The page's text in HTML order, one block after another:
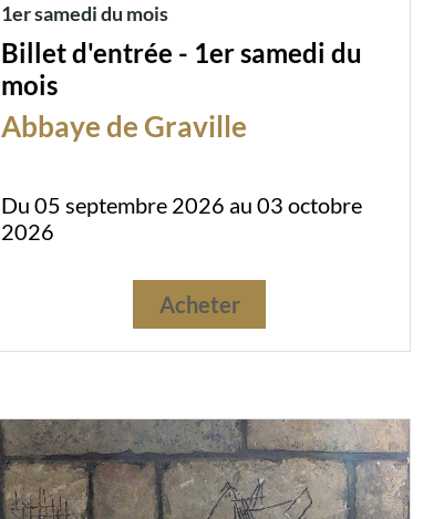
1er samedi du mois
Billet d'entrée - 1er samedi du
mois
Abbaye de Graville
Du 05 septembre 2026 au 03 octobre
2026
Acheter